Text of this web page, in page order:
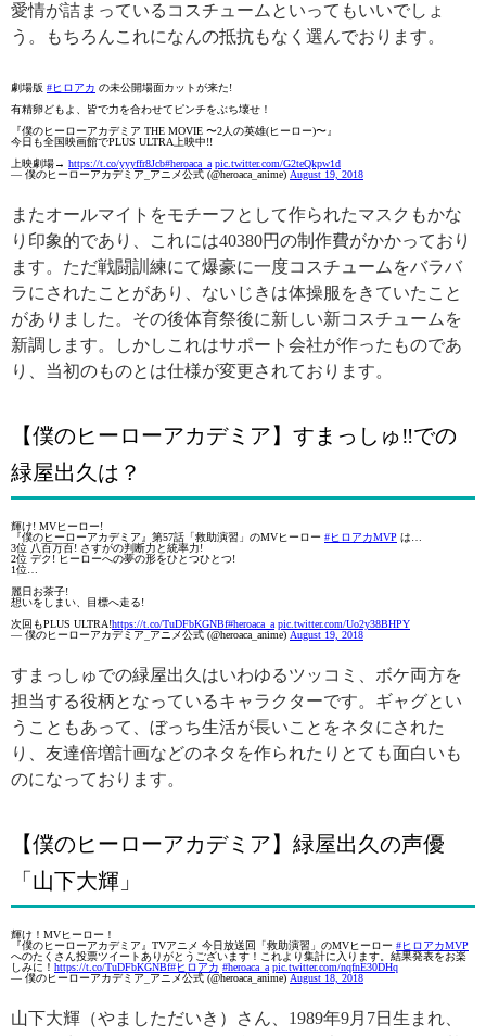
愛情が詰まっているコスチュームといってもいいでしょ
う。もちろんこれになんの抵抗もなく選んでおります。
劇場版 #ヒロアカ の未公開場面カットが来た!
有精卵どもよ、皆で力を合わせてピンチをぶち壊せ！
『僕のヒーローアカデミア THE MOVIE 〜2人の英雄(ヒーロー)〜』
今日も全国映画館でPLUS ULTRA上映中!!
上映劇場→ https://t.co/yyyffr8Jcb#heroaca_a pic.twitter.com/G2teQkpw1d
— 僕のヒーローアカデミア_アニメ公式 (@heroaca_anime) August 19, 2018
またオールマイトをモチーフとして作られたマスクもかな
り印象的であり、これには40380円の制作費がかかっており
ます。ただ戦闘訓練にて爆豪に一度コスチュームをバラバ
ラにされたことがあり、ないじきは体操服をきていたこと
がありました。その後体育祭後に新しい新コスチュームを
新調します。しかしこれはサポート会社が作ったものであ
り、当初のものとは仕様が変更されております。
【僕のヒーローアカデミア】すまっしゅ‼︎での
緑屋出久は？
輝け! MVヒーロー!
『僕のヒーローアカデミア』第57話「救助演習」のMVヒーロー #ヒロアカMVP は…
3位 八百万百! さすがの判断力と統率力!
2位 デク! ヒーローへの夢の形をひとつひとつ!
1位…
麗日お茶子!
想いをしまい、目標へ走る!
次回もPLUS ULTRA!https://t.co/TuDFbKGNBf#heroaca_a pic.twitter.com/Uo2y38BHPY
— 僕のヒーローアカデミア_アニメ公式 (@heroaca_anime) August 19, 2018
すまっしゅでの緑屋出久はいわゆるツッコミ、ボケ両方を
担当する役柄となっているキャラクターです。ギャグとい
うこともあって、ぼっち生活が長いことをネタにされた
り、友達倍増計画などのネタを作られたりとても面白いも
のになっております。
【僕のヒーローアカデミア】緑屋出久の声優
「山下大輝」
輝け！MVヒーロー！
『僕のヒーローアカデミア』TVアニメ 今日放送回「救助演習」のMVヒーロー #ヒロアカMVP
へのたくさん投票ツイートありがとうございます！これより集計に入ります。結果発表をお楽
しみに！ https://t.co/TuDFbKGNBf#ヒロアカ #heroaca_a pic.twitter.com/nqfnE30DHq
— 僕のヒーローアカデミア_アニメ公式 (@heroaca_anime) August 18, 2018
山下大輝（やましただいき）さん、1989年9月7日生まれ、